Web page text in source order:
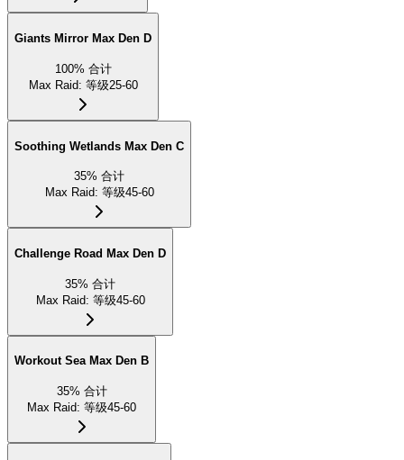
Giants Mirror Max Den D
100% 合计
Max Raid: 等级25-60
Soothing Wetlands Max Den C
35% 合计
Max Raid: 等级45-60
Challenge Road Max Den D
35% 合计
Max Raid: 等级45-60
Workout Sea Max Den B
35% 合计
Max Raid: 等级45-60